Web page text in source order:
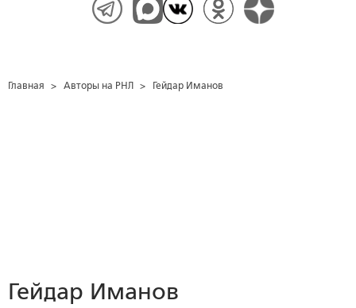
Главная > Авторы на РНЛ > Гейдар Иманов
Гейдар Иманов